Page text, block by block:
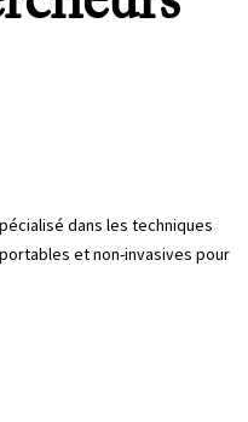
dans les techniques
et non-invasives pour